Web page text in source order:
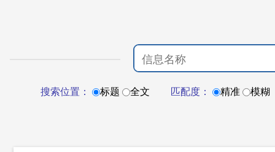
搜索位置： 标题 全文 匹配度： 精准 模糊